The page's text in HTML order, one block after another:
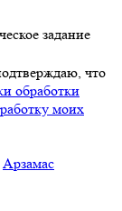
задание
что
обработки
моих
Арзамас